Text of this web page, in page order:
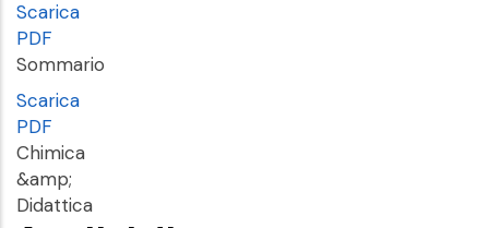
Scarica
PDF
Sommario
Scarica
PDF
Chimica
&amp;
Didattica